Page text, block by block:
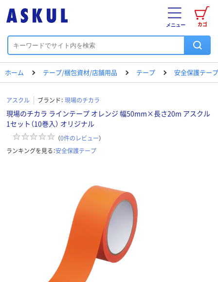
カゴ
メニュー
ホーム テープ/梱包資材/店舗用品 テープ 安全保護テープ
アスクル ブランド： 現場のチカラ
現場のチカラ ラインテープ オレンジ 幅50mm×長さ20m アスクル
1セット（10巻入） オリジナル
（0件のレビュー）
ランキングを見る：安全保護テープ